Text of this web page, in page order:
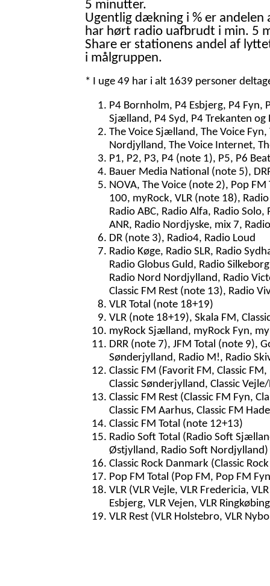
5 minutter.
Ugentlig dækning i % er
har hørt radio uafbrudt i min. 5
Share er stationens andel af
i målgruppen.
* I uge 49 har i alt 1639 personer
P4 Bornholm, P4 Esbjerg, P4
Sjælland, P4 Syd, P4 Trekanten
The Voice Sjælland, The Voice
Nordjylland, The Voice Internet,
P1, P2, P3, P4 (note 1), P5, P6
Bauer Media National (note 5),
NOVA, The Voice (note 2), Pop
100, myRock, VLR (note 18),
Radio ABC, Radio Alfa, Radio
ANR, Radio Nordjyske, mix 7,
DR (note 3), Radio4, Radio Loud
Radio Køge, Radio SLR, Radio
Radio Globus Guld, Radio
Radio Nord Nordjylland, Radio
Classic FM Rest (note 13), Radio
VLR Total (note 18+19)
VLR (note 18+19), Skala FM,
myRock Sjælland, myRock Fyn,
DRR (note 7), JFM Total (note 9),
Sønderjylland, Radio M!, Radio
Classic FM (Favorit FM, Classic
Classic Sønderjylland, Classic
Classic FM Rest (Classic FM Fyn,
Classic FM Aarhus, Classic FM
Classic FM Total (note 12+13)
Radio Soft Total (Radio Soft
Østjylland, Radio Soft Nordjylland)
Classic Rock Danmark (Classic
Pop FM Total (Pop FM, Pop FM
VLR (VLR Vejle, VLR Fredericia,
Esbjerg, VLR Vejen, VLR
VLR Rest (VLR Holstebro, VLR